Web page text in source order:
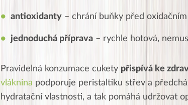
antioxidanty – chrání buňky před
jednoduchá příprava – rychle hotová,
Pravidelná konzumace cukety přispívá ke
vláknina podporuje peristaltiku střev a
hydratační vlastnosti, a tak pomáhá udržovat